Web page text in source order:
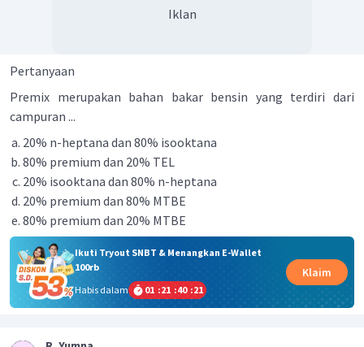
Iklan
Pertanyaan
Premix merupakan bahan bakar bensin yang terdiri dari
campuran ...
20% n-heptana dan 80% isooktana
80% premium dan 20% TEL
20% isooktana dan 80% n-heptana
20% premium dan 80% MTBE
80% premium dan 20% MTBE
Ikuti Tryout SNBT & Menangkan E-Wallet
100rb
Habis dalam
01 :21 :40 :20
Klaim